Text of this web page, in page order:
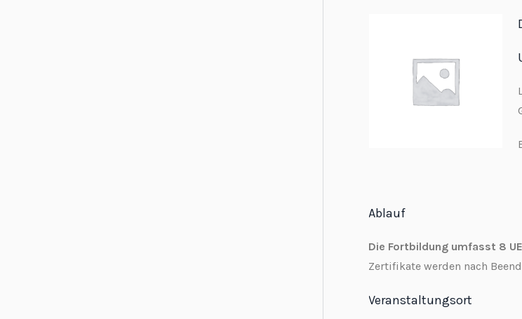
Ablauf
Die Fortbildung umfasst 8 UE
Zertifikate werden nach
Veranstaltungsort